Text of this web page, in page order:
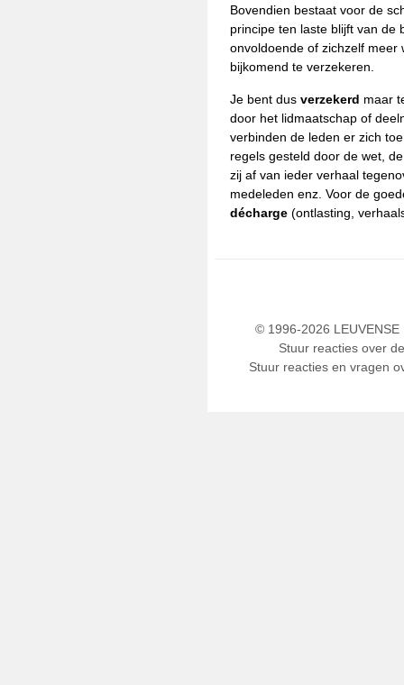
Bovendien bestaat voor de
principe ten laste blijft van de
onvoldoende of zichzelf meer
bijkomend te verzekeren.
Je bent dus verzekerd maar
door het lidmaatschap of
verbinden de leden er zich
regels gesteld door de wet,
zij af van ieder verhaal
medeleden enz. Voor de
décharge (ontlasting,
© 1996-2026
Stuur reacties over
Stuur reacties en vragen